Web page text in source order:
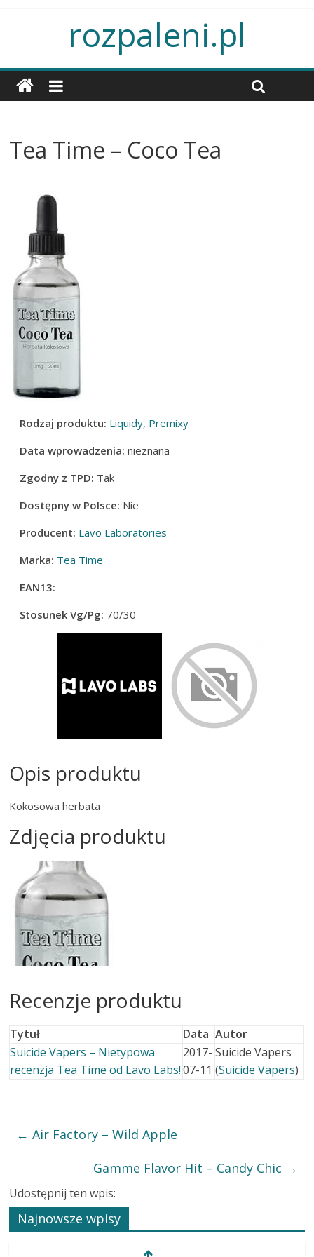
rozpaleni.pl
Tea Time – Coco Tea
Rodzaj produktu: Liquidy, Premixy
Data wprowadzenia:nieznana
Zgodny z TPD: Tak
Dostępny w Polsce: Nie
Producent: Lavo Laboratories
Marka: Tea Time
EAN13:
Stosunek Vg/Pg: 70/30
Opis produktu
Kokosowa herbata
Zdjęcia produktu
Recenzje produktu
Tytuł Data Autor
Suicide Vapers – Nietypowa
recenzja Tea Time od Lavo Labs!
2017-
07-11
Suicide Vapers
(Suicide Vapers)
← Air Factory – Wild Apple
Gamme Flavor Hit – Candy Chic →
Udostępnij ten wpis:
Najnowsze wpisy